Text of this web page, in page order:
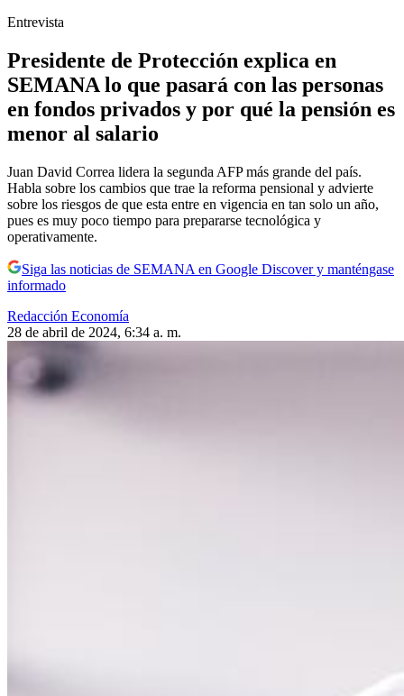
Entrevista
Presidente de Protección explica en
SEMANA lo que pasará con las personas
en fondos privados y por qué la pensión es
menor al salario
Juan David Correa lidera la segunda AFP más grande del país.
Habla sobre los cambios que trae la reforma pensional y advierte
sobre los riesgos de que esta entre en vigencia en tan solo un año,
pues es muy poco tiempo para prepararse tecnológica y
operativamente.
Siga las noticias de SEMANA en Google Discover y manténgase
informado
Redacción Economía
28 de abril de 2024, 6:34 a. m.